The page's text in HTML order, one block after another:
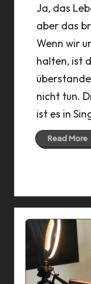
Ja, das
aber das
Wenn wir
halten, ist
nicht tun.
ist es in
Read More